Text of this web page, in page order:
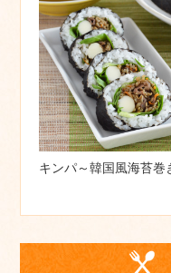
キンパ～韓国風海苔巻